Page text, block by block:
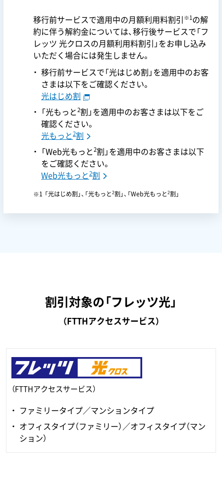
移行前サービスで適用中の月額利用料割引※1の解
約に伴う解約金については、移行後サービスで「フ
レッツ 光クロスの月額利用料割引」をお申し込み
いただく場合には発生しません。
移行前サービスで「光はじめ割」を適用中のお客
さまは以下をご確認ください。
光はじめ割
「光もっと2割」を適用中のお客さまは以下をご
確認ください。
光もっと2割
「Web光もっと2割」を適用中のお客さまは以下
をご確認ください。
Web光もっと2割
「光はじめ割」、「光もっと2割」、「Web光もっと2割」
割引対象の「フレッツ光」
（FTTHアクセスサービス）
（FTTHアクセスサービス）
ファミリータイプ／マンションタイプ
オフィスタイプ（ファミリー）／オフィスタイプ（マン
ション）